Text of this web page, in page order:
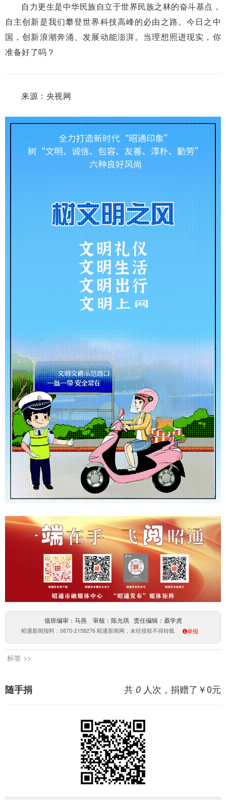
自力更生是中华民族自立于世界民族之林的奋斗基点，
自主创新是我们攀登世界科技高峰的必由之路。今日之中
国，创新浪潮奔涌、发展动能澎湃。当理想照进现实，你
准备好了吗？
来源：央视网
值班编审：马燕 审核：陈允琪 责任编辑：聂学虎
昭通新闻报料：0870-2158276 昭通新闻网，未经授权不得转载 举报
标签 >>
共 0 人次，捐赠了￥0元
随手捐